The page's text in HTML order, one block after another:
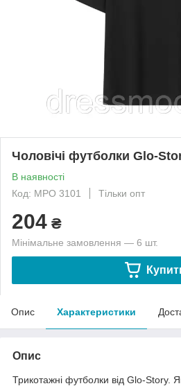
Чоловічі футболки Glo-
В наявності
Код: МРО 3101
Тільки опт
204 ₴
Мінімальне замовлення — 6 шт.
Опис Характеристики
Опис
Трикотажні футболки від Glo-Story.